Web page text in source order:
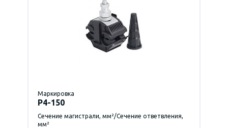
Маркировка
P4-150
Сечение магистрали, мм²/Сечение ответвления,
мм²